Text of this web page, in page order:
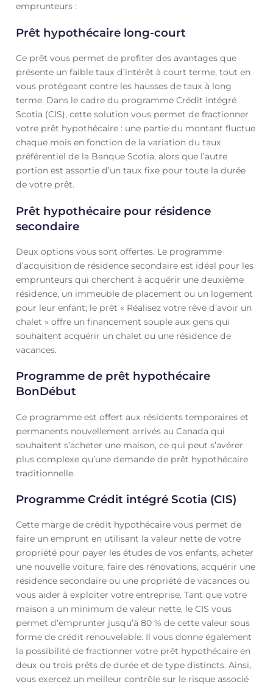
emprunteurs :
Prêt hypothécaire long-court
Ce prêt vous permet de profiter des avantages que
présente un faible taux d’intérêt à court terme, tout en
vous protégeant contre les hausses de taux à long
terme. Dans le cadre du programme Crédit intégré
Scotia (CIS), cette solution vous permet de fractionner
votre prêt hypothécaire : une partie du montant fluctue
chaque mois en fonction de la variation du taux
préférentiel de la Banque Scotia, alors que l’autre
portion est assortie d’un taux fixe pour toute la durée
de votre prêt.
Prêt hypothécaire pour résidence
secondaire
Deux options vous sont offertes. Le programme
d’acquisition de résidence secondaire est idéal pour les
emprunteurs qui cherchent à acquérir une deuxième
résidence, un immeuble de placement ou un logement
pour leur enfant; le prêt « Réalisez votre rêve d’avoir un
chalet » offre un financement souple aux gens qui
souhaitent acquérir un chalet ou une résidence de
vacances.
Programme de prêt hypothécaire
BonDébut
Ce programme est offert aux résidents temporaires et
permanents nouvellement arrivés au Canada qui
souhaitent s’acheter une maison, ce qui peut s’avérer
plus complexe qu’une demande de prêt hypothécaire
traditionnelle.
Programme Crédit intégré Scotia (CIS)
Cette marge de crédit hypothécaire vous permet de
faire un emprunt en utilisant la valeur nette de votre
propriété pour payer les études de vos enfants, acheter
une nouvelle voiture, faire des rénovations, acquérir une
résidence secondaire ou une propriété de vacances ou
vous aider à exploiter votre entreprise. Tant que votre
maison a un minimum de valeur nette, le CIS vous
permet d’emprunter jusqu’à 80 % de cette valeur sous
forme de crédit renouvelable. Il vous donne également
la possibilité de fractionner votre prêt hypothécaire en
deux ou trois prêts de durée et de type distincts. Ainsi,
vous exercez un meilleur contrôle sur le risque associé